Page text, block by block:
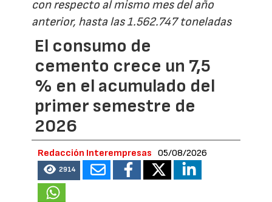
con respecto al mismo mes del año
anterior, hasta las 1.562.747 toneladas
El consumo de
cemento crece un 7,5
% en el acumulado del
primer semestre de
2026
Redacción Interempresas 05/08/2026
2914